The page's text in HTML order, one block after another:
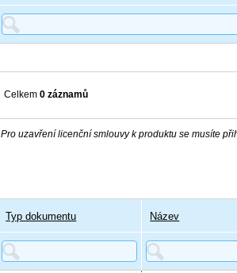
Celkem 0 záznamů
Pro uzavření licenční smlouvy k produktu se musíte
Typ dokumentu Název